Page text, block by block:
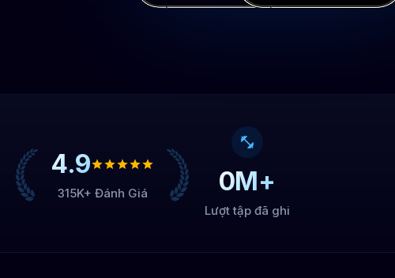
4.9
315K+ Đánh Giá 0M+
Lượt tập đã ghi